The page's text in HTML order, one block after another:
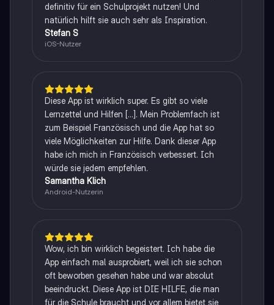
definitiv für ein Schulprojekt nutzen! Und
natürlich hilft sie auch sehr als Inspiration.
Stefan S
iOS-Nutzer
Diese App ist wirklich super. Es gibt so viele
Lernzettel und Hilfen [...]. Mein Problemfach ist
zum Beispiel Französisch und die App hat so
viele Möglichkeiten zur Hilfe. Dank dieser App
habe ich mich in Französisch verbessert. Ich
würde sie jedem empfehlen.
Samantha Klich
Android-Nutzerin
Wow, ich bin wirklich begeistert. Ich habe die
App einfach mal ausprobiert, weil ich sie schon
oft beworben gesehen habe und war absolut
beeindruckt. Diese App ist DIE HILFE, die man
für die Schule braucht und vor allem bietet sie